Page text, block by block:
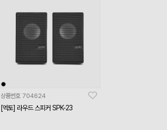
상품번호 704624
[엑토] 라우드 스피커 SPK-23